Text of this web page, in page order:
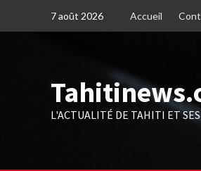
7 août 2026 Accueil
L'ACTUALITÉ DE TAHITI ET